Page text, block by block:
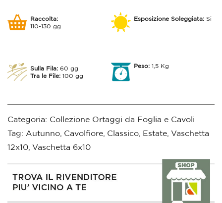
Raccolta:
110-130 gg
Esposizione Soleggiata: Si
Sulla Fila: 60 gg
Tra le File: 100 gg
Peso: 1,5 Kg
Categoria: Collezione Ortaggi da Foglia e Cavoli
Tag: Autunno Cavolfiore Classico Estate Vaschetta
12x10 Vaschetta 6x10